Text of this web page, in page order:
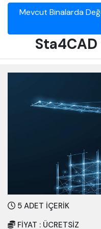
Mevcut Binalarda
5 ADET İÇERİK
FİYAT : ÜCRETSIZ